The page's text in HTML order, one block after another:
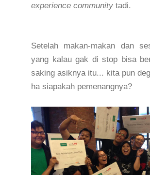
experience community tadi.
Setelah makan-makan dan
yang kalau gak di stop bisa
saking asiknya itu... kita pun deg
ha siapakah pemenangnya?